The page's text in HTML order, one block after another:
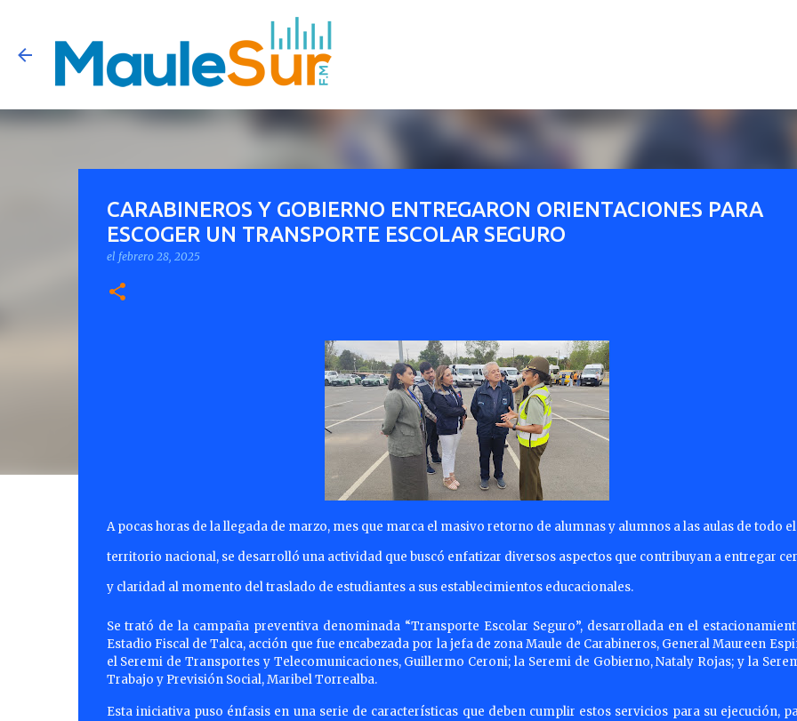
CARABINEROS Y GOBIERNO ENTREGARON ORIENTACIONES PARA
ESCOGER UN TRANSPORTE ESCOLAR SEGURO
el febrero 28, 2025
A pocas horas de la llegada de marzo, mes que marca el masivo retorno de alumnas y alumnos a las aulas de todo el
territorio nacional, se desarrolló una actividad que buscó enfatizar diversos aspectos que contribuyan a entregar
y claridad al momento del traslado de estudiantes a sus establecimientos educacionales.
Se trató de la campaña preventiva denominada “Transporte Escolar Seguro”, desarrollada en el
Estadio Fiscal de Talca, acción que fue encabezada por la jefa de zona Maule de Carabineros, General Maureen
el Seremi de Transportes y Telecomunicaciones, Guillermo Ceroni; la Seremi de Gobierno, Nataly Rojas; y la
Trabajo y Previsión Social, Maribel Torrealba.
Esta iniciativa puso énfasis en una serie de características que deben cumplir estos servicios para su ejecución,